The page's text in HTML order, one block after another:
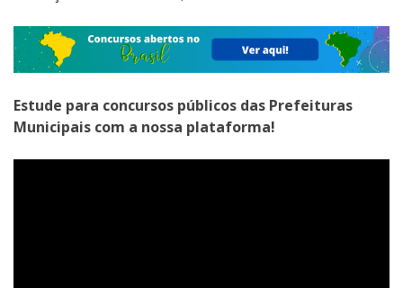
Estude para concursos públicos das Prefeituras
Municipais com a nossa plataforma!